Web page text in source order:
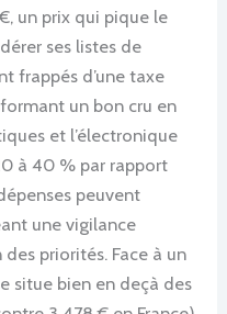
un prix qui pique le
ses listes de
frappés d’une taxe
un bon cru en
et l’électronique
à 40 % par rapport
peuvent
une vigilance
priorités. Face à un
situe bien en deçà des